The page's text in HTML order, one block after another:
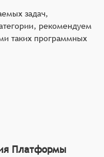
задач,
рекомендуем
таких программных
Платформы